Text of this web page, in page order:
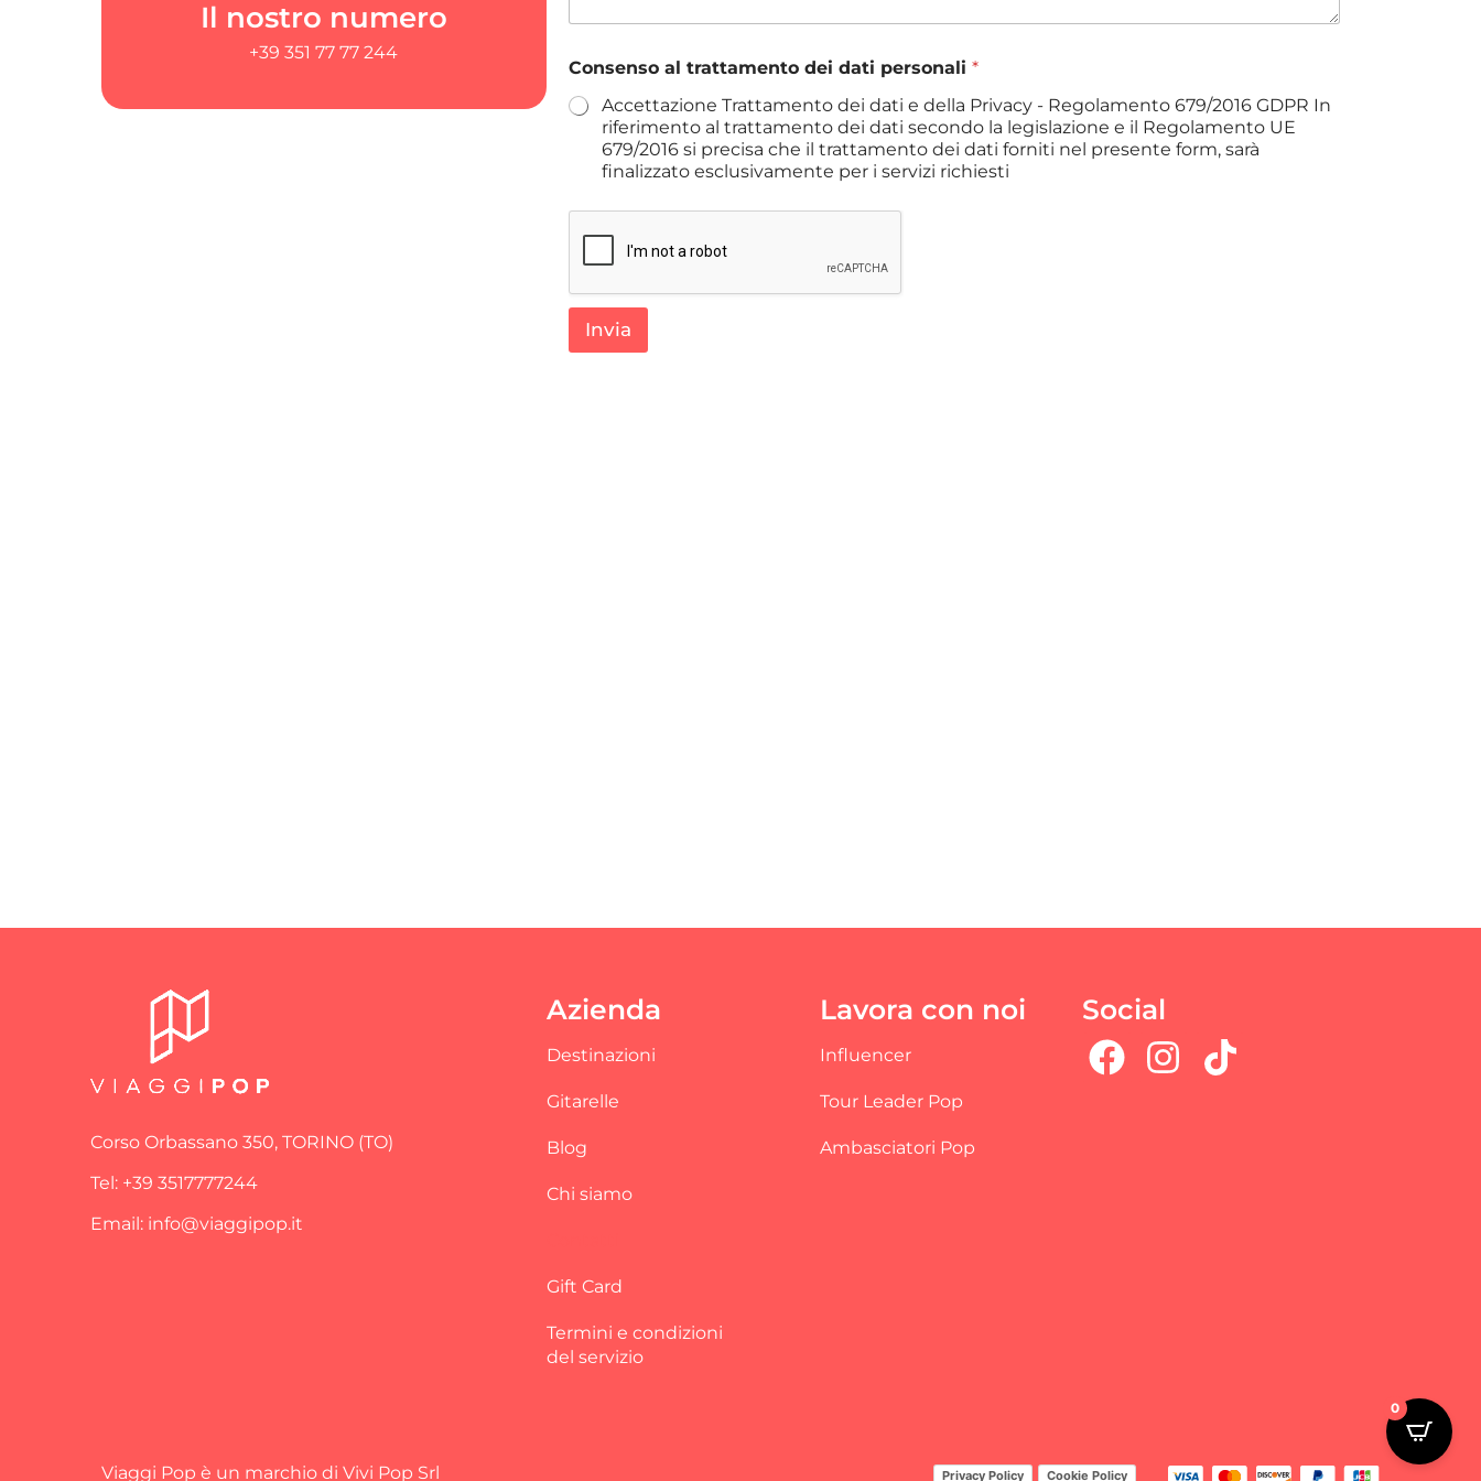
Il nostro numero
+39 351 77 77 244
o
Consenso al trattamento dei dati personali *
Accettazione Trattamento dei dati e della Privacy - Regolamento 679/2016 GDPR In
riferimento al trattamento dei dati secondo la legislazione e il Regolamento UE
679/2016 si precisa che il trattamento dei dati forniti nel presente form, sarà
finalizzato esclusivamente per i servizi richiesti
Invia
Corso Orbassano 350, TORINO (TO)
Tel: +39 3517777244
Email: info@viaggipop.it
Azienda
Destinazioni
Gitarelle
Blog
Chi siamo
Gift Card
Termini e condizioni
del servizio
Lavora con noi
Influencer
Tour Leader Pop
Ambasciatori Pop
Social
Viaggi Pop è un marchio di Vivi Pop Srl Privacy Policy Cookie Policy
0